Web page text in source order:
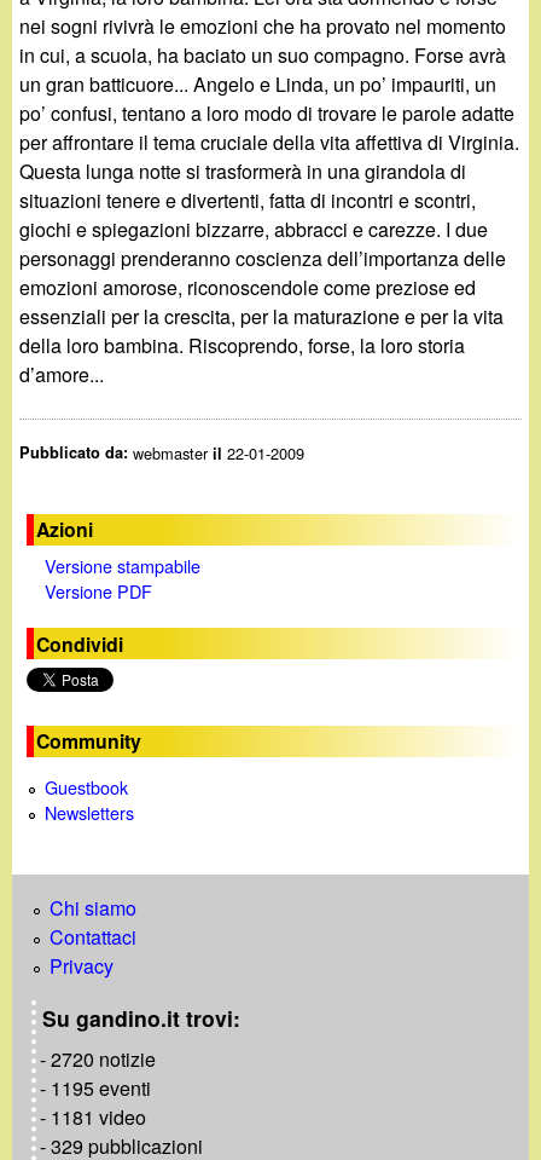
nei sogni rivivrà le emozioni che ha provato nel momento
in cui, a scuola, ha baciato un suo compagno. Forse avrà
un gran batticuore... Angelo e Linda, un po’ impauriti, un
po’ confusi, tentano a loro modo di trovare le parole adatte
per affrontare il tema cruciale della vita affettiva di Virginia.
Questa lunga notte si trasformerà in una girandola di
situazioni tenere e divertenti, fatta di incontri e scontri,
giochi e spiegazioni bizzarre, abbracci e carezze. I due
personaggi prenderanno coscienza dell’importanza delle
emozioni amorose, riconoscendole come preziose ed
essenziali per la crescita, per la maturazione e per la vita
della loro bambina. Riscoprendo, forse, la loro storia
d’amore...
Pubblicato da:webmasteril 22-01-2009
Azioni
Versione stampabile
Versione PDF
Condividi
Community
Guestbook
Newsletters
Chi siamo
Contattaci
Privacy
Su gandino.it trovi:
- 2720 notizie
- 1195 eventi
- 1181 video
- 329 pubblicazioni